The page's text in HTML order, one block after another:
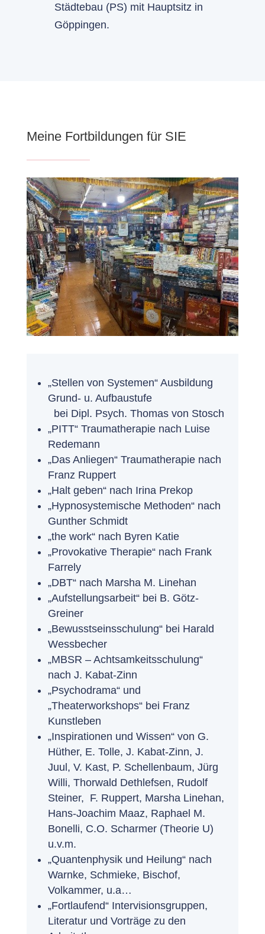
Städtebau (PS) mit Hauptsitz in
Göppingen.
Meine Fortbildungen für SIE
„Stellen von Systemen“ Ausbildung
Grund- u. Aufbaustufe
bei Dipl. Psych. Thomas von Stosch
„PITT“ Traumatherapie nach Luise
Redemann
„Das Anliegen“ Traumatherapie nach
Franz Ruppert
„Halt geben“ nach Irina Prekop
„Hypnosystemische Methoden“ nach
Gunther Schmidt
„the work“ nach Byren Katie
„Provokative Therapie“ nach Frank
Farrely
„DBT“ nach Marsha M. Linehan
„Aufstellungsarbeit“ bei B. Götz-
Greiner
„Bewusstseinsschulung“ bei Harald
Wessbecher
„MBSR – Achtsamkeitsschulung“
nach J. Kabat-Zinn
„Psychodrama“ und
„Theaterworkshops“ bei Franz
Kunstleben
„Inspirationen und Wissen“ von G.
Hüther, E. Tolle, J. Kabat-Zinn, J.
Juul, V. Kast, P. Schellenbaum, Jürg
Willi, Thorwald Dethlefsen, Rudolf
Steiner, F. Ruppert, Marsha Linehan,
Hans-Joachim Maaz, Raphael M.
Bonelli, C.O. Scharmer (Theorie U)
u.v.m.
„Quantenphysik und Heilung“ nach
Warnke, Schmieke, Bischof,
Volkammer, u.a…
„Fortlaufend“ Intervisionsgruppen,
Literatur und Vorträge zu den